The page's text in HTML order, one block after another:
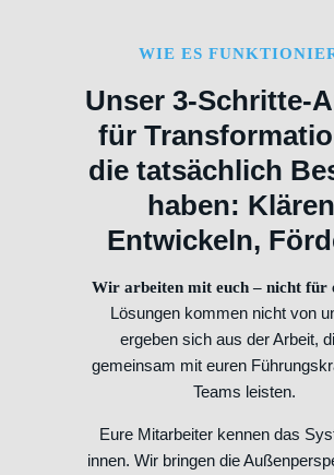
WIE ES
Unser 3-Schritte-
für
die tatsächlich
haben:
Entwickeln,
Wir arbeiten mit euch – nicht für
Lösungen kommen nicht von
ergeben sich aus der Arbeit,
gemeinsam mit euren
Teams leisten.
Eure Mitarbeiter kennen das
innen. Wir bringen die